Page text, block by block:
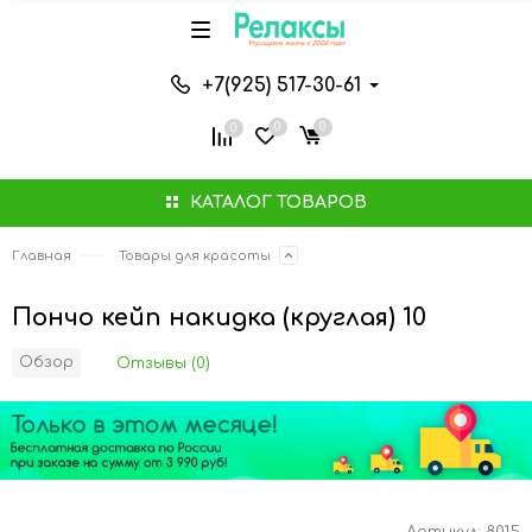
КАТАЛОГ ТОВАРОВ
+7(925) 517-30-61
0 0 0
Главная Товары для красоты
Пончо кейп накидка (круглая) 10
Обзор Отзывы (0)